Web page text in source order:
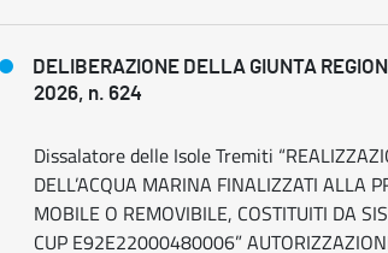
DELIBERAZIONE DELLA GIUNTA
2026, n. 624
Dissalatore delle Isole Tremiti
DELL’ACQUA MARINA FINALIZZATI ALLA
MOBILE O REMOVIBILE, COSTITUITI DA
CUP E92E22000480006”